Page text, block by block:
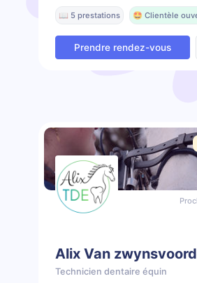
📖 5 prestations 🤩 Clientèle
Prendre rendez-vous
Alix Van
Technicien dentaire équin